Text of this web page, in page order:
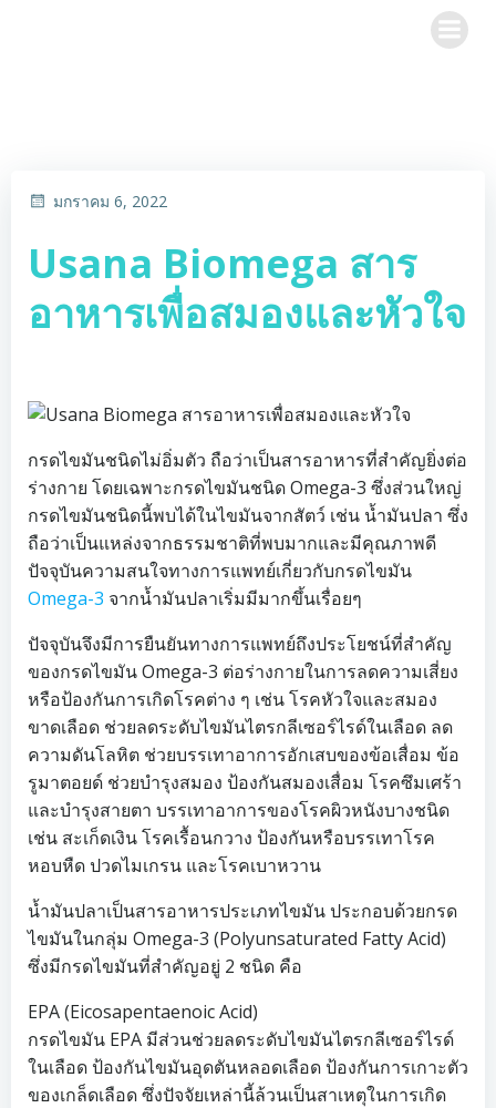
มกราคม 6, 2022
Usana Biomega สาร
อาหารเพื่อสมองและหัวใจ
กรดไขมันชนิดไม่อิ่มตัว ถือว่าเป็นสารอาหารที่สำคัญยิ่งต่อ
ร่างกาย โดยเฉพาะกรดไขมันชนิด Omega-3 ซึ่งส่วนใหญ่
กรดไขมันชนิดนี้พบได้ในไขมันจากสัตว์ เช่น น้ำมันปลา ซึ่ง
ถือว่าเป็นแหล่งจากธรรมชาติที่พบมากและมีคุณภาพดี
ปัจจุบันความสนใจทางการแพทย์เกี่ยวกับกรดไขมัน
Omega-3 จากน้ำมันปลาเริ่มมีมากขึ้นเรื่อยๆ
ปัจจุบันจึงมีการยืนยันทางการแพทย์ถึงประโยชน์ที่สำคัญ
ของกรดไขมัน Omega-3 ต่อร่างกายในการลดความเสี่ยง
หรือป้องกันการเกิดโรคต่าง ๆ เช่น โรคหัวใจและสมอง
ขาดเลือด ช่วยลดระดับไขมันไตรกลีเซอร์ไรด์ในเลือด ลด
ความดันโลหิต ช่วยบรรเทาอาการอักเสบของข้อเสื่อม ข้อ
รูมาตอยด์ ช่วยบำรุงสมอง ป้องกันสมองเสื่อม โรคซึมเศร้า
และบำรุงสายตา บรรเทาอาการของโรคผิวหนังบางชนิด
เช่น สะเก็ดเงิน โรคเรื้อนกวาง ป้องกันหรือบรรเทาโรค
หอบหืด ปวดไมเกรน และโรคเบาหวาน
น้ำมันปลาเป็นสารอาหารประเภทไขมัน ประกอบด้วยกรด
ไขมันในกลุ่ม Omega-3 (Polyunsaturated Fatty Acid)
ซึ่งมีกรดไขมันที่สำคัญอยู่ 2 ชนิด คือ
EPA (Eicosapentaenoic Acid)
กรดไขมัน EPA มีส่วนช่วยลดระดับไขมันไตรกลีเซอร์ไรด์
ในเลือด ป้องกันไขมันอุดตันหลอดเลือด ป้องกันการเกาะตัว
ของเกล็ดเลือด ซึ่งปัจจัยเหล่านี้ล้วนเป็นสาเหตุในการเกิด